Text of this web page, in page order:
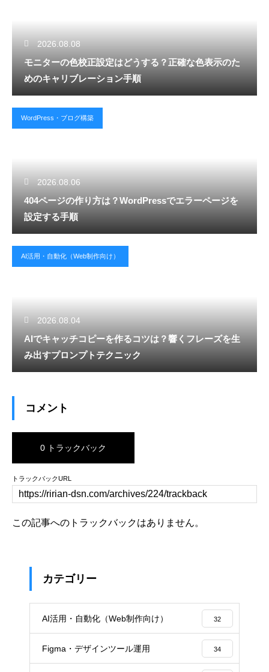
2026.08.08
モニターの色校正設定はどうする？正確な色表示のた
めのキャリブレーション手順
WordPress・ブログ構築
2026.08.06
404ページの作り方は？WordPressでエラーページを
設定する手順
AI活用・自動化（Web制作向け）
2026.08.04
AIでキャッチコピーを作るコツは？響くフレーズを生
み出すプロンプトテクニック
コメント
0 トラックバック
トラックバックURL
この記事へのトラックバックはありません。
カテゴリー
AI活用・自動化（Web制作向け） 32
Figma・デザインツール運用 34